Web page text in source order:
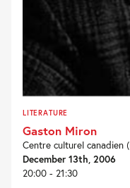
LITERATURE
Gaston Miron
Centre culturel canadien
December 13th, 2006
20:00 - 21:30